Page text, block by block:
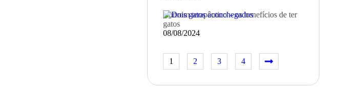
Ronrom terapêutico – os benefícios de ter
gatos
08/08/2024
1 2 3 4